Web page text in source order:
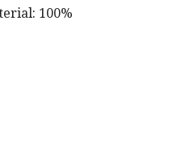
100%